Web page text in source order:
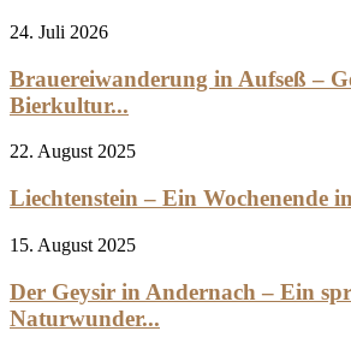
24. Juli 2026
Brauereiwanderung in Aufseß –
Bierkultur...
22. August 2025
Liechtenstein – Ein Wochenende
15. August 2025
Der Geysir in Andernach – Ein
Naturwunder...